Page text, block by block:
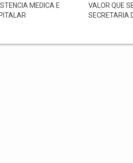
MEDICA E
VALOR QUE
SECRETARIA